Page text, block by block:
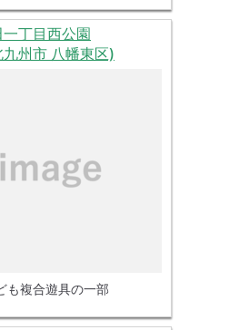
丁目西公園
州市 八幡東区)
も複合遊具の一部